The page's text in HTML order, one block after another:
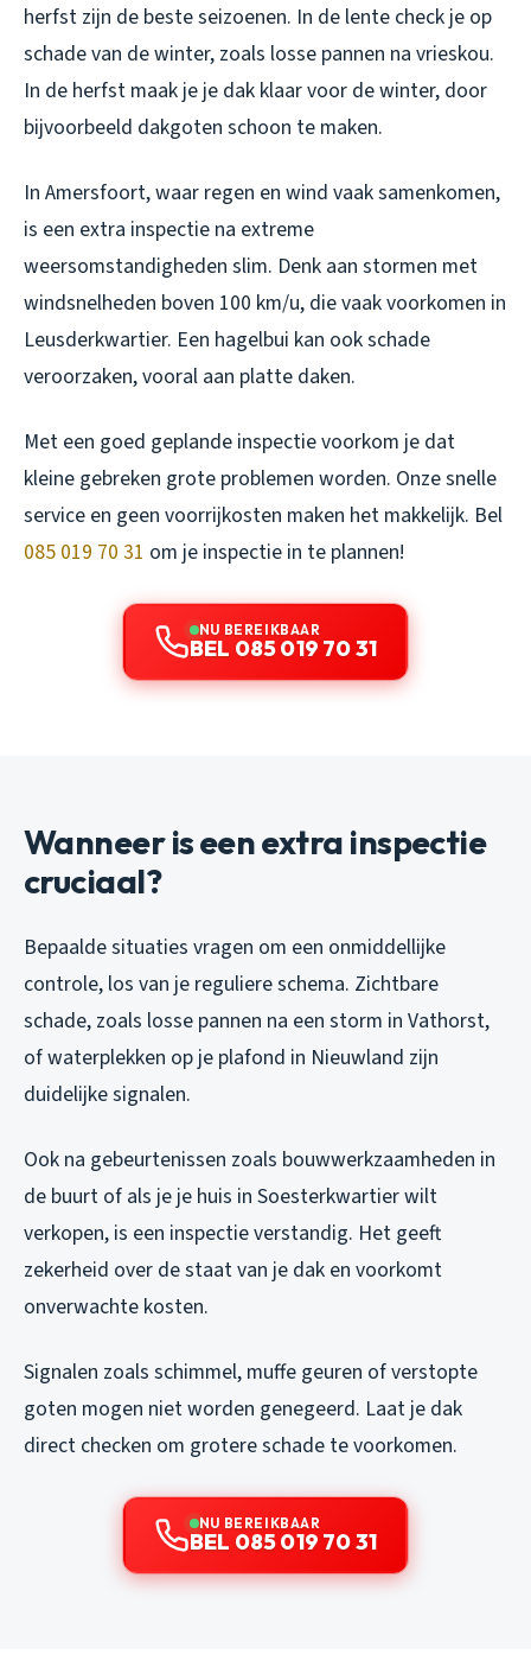
herfst zijn de beste seizoenen. In de lente check je op
schade van de winter, zoals losse pannen na vrieskou.
In de herfst maak je je dak klaar voor de winter, door
bijvoorbeeld dakgoten schoon te maken.
In Amersfoort, waar regen en wind vaak samenkomen,
is een extra inspectie na extreme
weersomstandigheden slim. Denk aan stormen met
windsnelheden boven 100 km/u, die vaak voorkomen in
Leusderkwartier. Een hagelbui kan ook schade
veroorzaken, vooral aan platte daken.
Met een goed geplande inspectie voorkom je dat
kleine gebreken grote problemen worden. Onze snelle
service en geen voorrijkosten maken het makkelijk. Bel
085 019 70 31 om je inspectie in te plannen!
NU BEREIKBAAR
BEL 085 019 70 31
Wanneer is een extra inspectie
cruciaal?
Bepaalde situaties vragen om een onmiddellijke
controle, los van je reguliere schema. Zichtbare
schade, zoals losse pannen na een storm in Vathorst,
of waterplekken op je plafond in Nieuwland zijn
duidelijke signalen.
Ook na gebeurtenissen zoals bouwwerkzaamheden in
de buurt of als je je huis in Soesterkwartier wilt
verkopen, is een inspectie verstandig. Het geeft
zekerheid over de staat van je dak en voorkomt
onverwachte kosten.
Signalen zoals schimmel, muffe geuren of verstopte
goten mogen niet worden genegeerd. Laat je dak
direct checken om grotere schade te voorkomen.
NU BEREIKBAAR
BEL 085 019 70 31